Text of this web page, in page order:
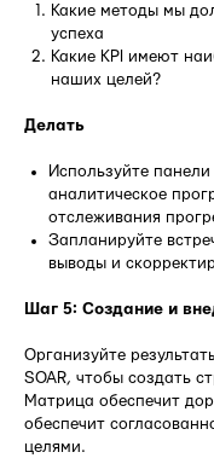
Какие методы мы
успеха
Какие KPI имеют
наших целей?
Делать
Используйте
аналитическое
отслеживания
Запланируйте
выводы и
Шаг 5: Создание и
Организуйте
SOAR, чтобы создать
Матрица обеспечит
обеспечит
целями.